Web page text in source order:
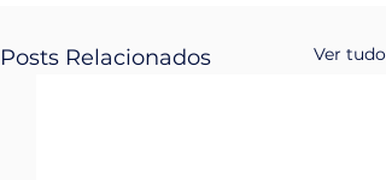
Posts Relacionados Ver tudo